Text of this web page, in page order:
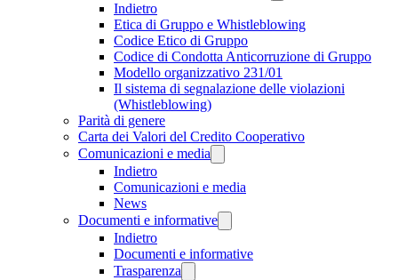
Indietro
Etica di Gruppo e Whistleblowing
Codice Etico di Gruppo
Codice di Condotta Anticorruzione di Gruppo
Modello organizzativo 231/01
Il sistema di segnalazione delle violazioni
(Whistleblowing)
Parità di genere
Carta dei Valori del Credito Cooperativo
Comunicazioni e media
Indietro
Comunicazioni e media
News
Documenti e informative
Indietro
Documenti e informative
Trasparenza